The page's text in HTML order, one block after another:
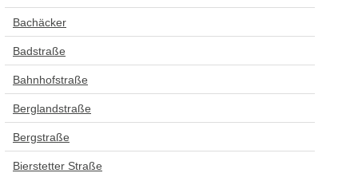
Bachäcker
Badstraße
Bahnhofstraße
Berglandstraße
Bergstraße
Bierstetter Straße